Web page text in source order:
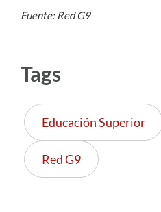
Fuente: Red G9
Tags
Educación Superior
Red G9